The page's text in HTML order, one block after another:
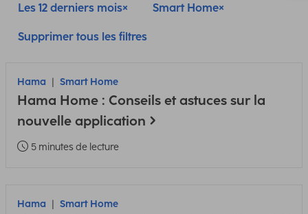
Les 12 derniers mois Smart Home
Supprimer tous les filtres
Hama Smart Home
Hama Home : Conseils et astuces sur la
nouvelle application
5 minutes de lecture
Hama Smart Home